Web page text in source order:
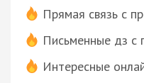
Прямая связь с
Письменные дз с
Интересные